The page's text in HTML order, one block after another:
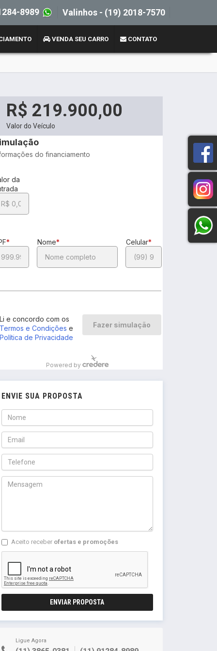
8989 Valinhos - (19) 2018-7570
VENDA SEU CARRO CONTATO
R$ 219.900,00
Valor do Veículo
ENVIE SUA PROPOSTA
Aceito receber ofertas e promoções
ENVIAR PROPOSTA
Ligue Agora